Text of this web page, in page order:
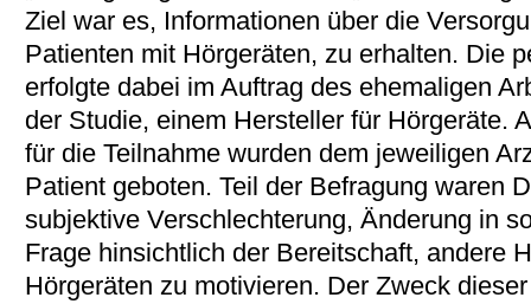
Ziel war es, Informationen über die
Patienten mit Hörgeräten, zu erhalten. Die
erfolgte dabei im Auftrag des ehemaligen
der Studie, einem Hersteller für Hörgeräte.
für die Teilnahme wurden dem jeweiligen
Patient geboten. Teil der Befragung waren
subjektive Verschlechterung, Änderung in
Frage hinsichtlich der Bereitschaft, andere
Hörgeräten zu motivieren. Der Zweck